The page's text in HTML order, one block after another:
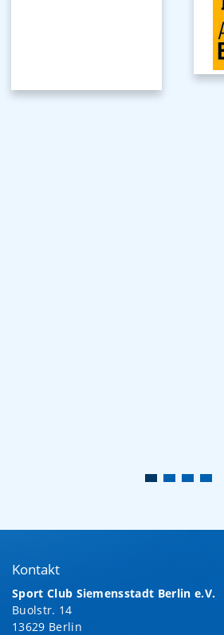
Kontakt
Sport Club Siemensstadt Berlin e.V.
Buolstr. 14
13629 Berlin